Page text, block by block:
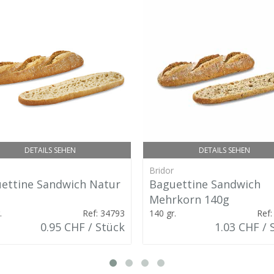
DETAILS SEHEN
Sandwich Natur
Ref: 34793
0.95 CHF / Stück
DETAILS SEHEN
Bridor
Baguettine Sandwich
Mehrkorn 140g
140 gr.
1.03 CHF /